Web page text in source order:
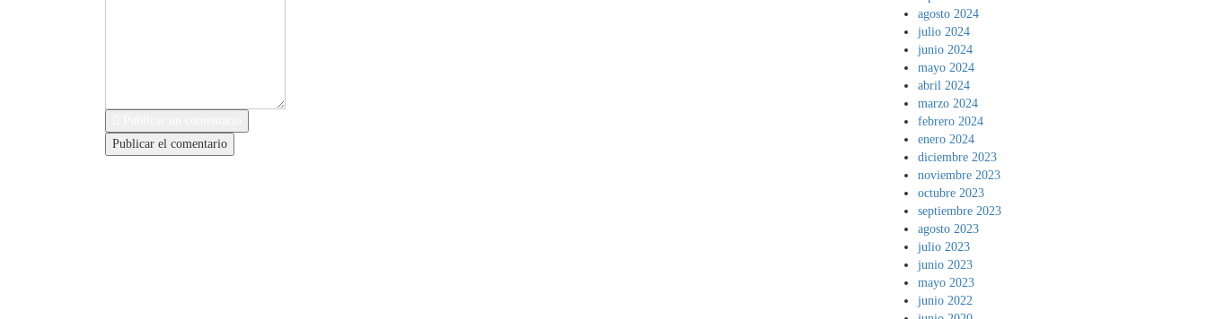
agosto 2024
julio 2024
junio 2024
mayo 2024
abril 2024
marzo 2024
febrero 2024
enero 2024
diciembre 2023
noviembre 2023
octubre 2023
septiembre 2023
agosto 2023
julio 2023
junio 2023
mayo 2023
junio 2022